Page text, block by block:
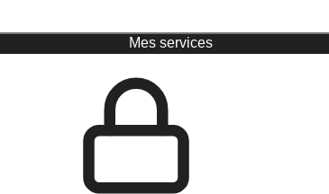
Mes services